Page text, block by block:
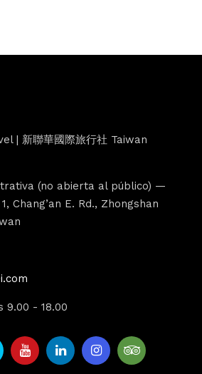
| 新聯華國際旅行社 Taiwan
(no abierta al público) —
Chang’an E. Rd., Zhongshan
9.00 - 18.00